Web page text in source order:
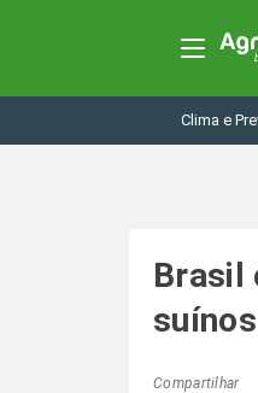
Clima e
Brasil
suínos
Compartilhar